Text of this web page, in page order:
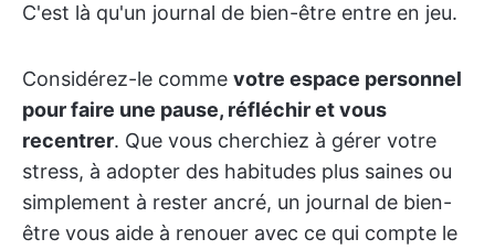
C'est là qu'un journal de bien-être entre en jeu.
Considérez-le comme votre espace personnel
pour faire une pause, réfléchir et vous
recentrer. Que vous cherchiez à gérer votre
stress, à adopter des habitudes plus saines ou
simplement à rester ancré, un journal de bien-
être vous aide à renouer avec ce qui compte le